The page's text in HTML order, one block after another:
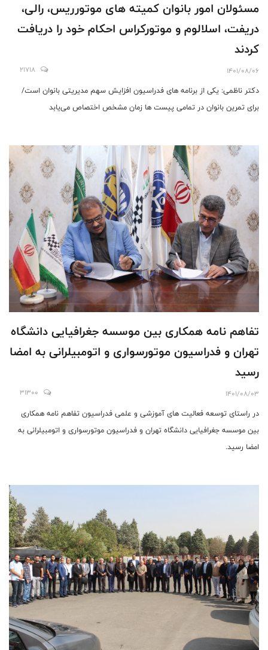
مسئولان امور بانوان کمیته های موتورریس، رالی،
دریفت، اسلالوم و موتورکراس احکام خود را دریافت
کردند
1401/08/06
21718
دکتر ناظمی: یکی از برنامه های فدراسیون افزایش سهم مدیریتی بانوان است/
برای تمرین بانوان در تمامی پیست ها زمان مشخص اختصاص می‌یابد
تفاهم نامه همکاری بین موسسه جغرافیایی دانشگاه
تهران و فدراسیون موتورسواری و اتومبیلرانی به امضا
رسید
1401/08/03
31300
در راستای توسعه فعالیت های آموزشی و علمی فدراسیون تفاهم نامه همکاری
بین موسسه جغرافیایی دانشگاه تهران و فدراسیون موتورسواری و اتومبیلرانی به
امضا رسید.